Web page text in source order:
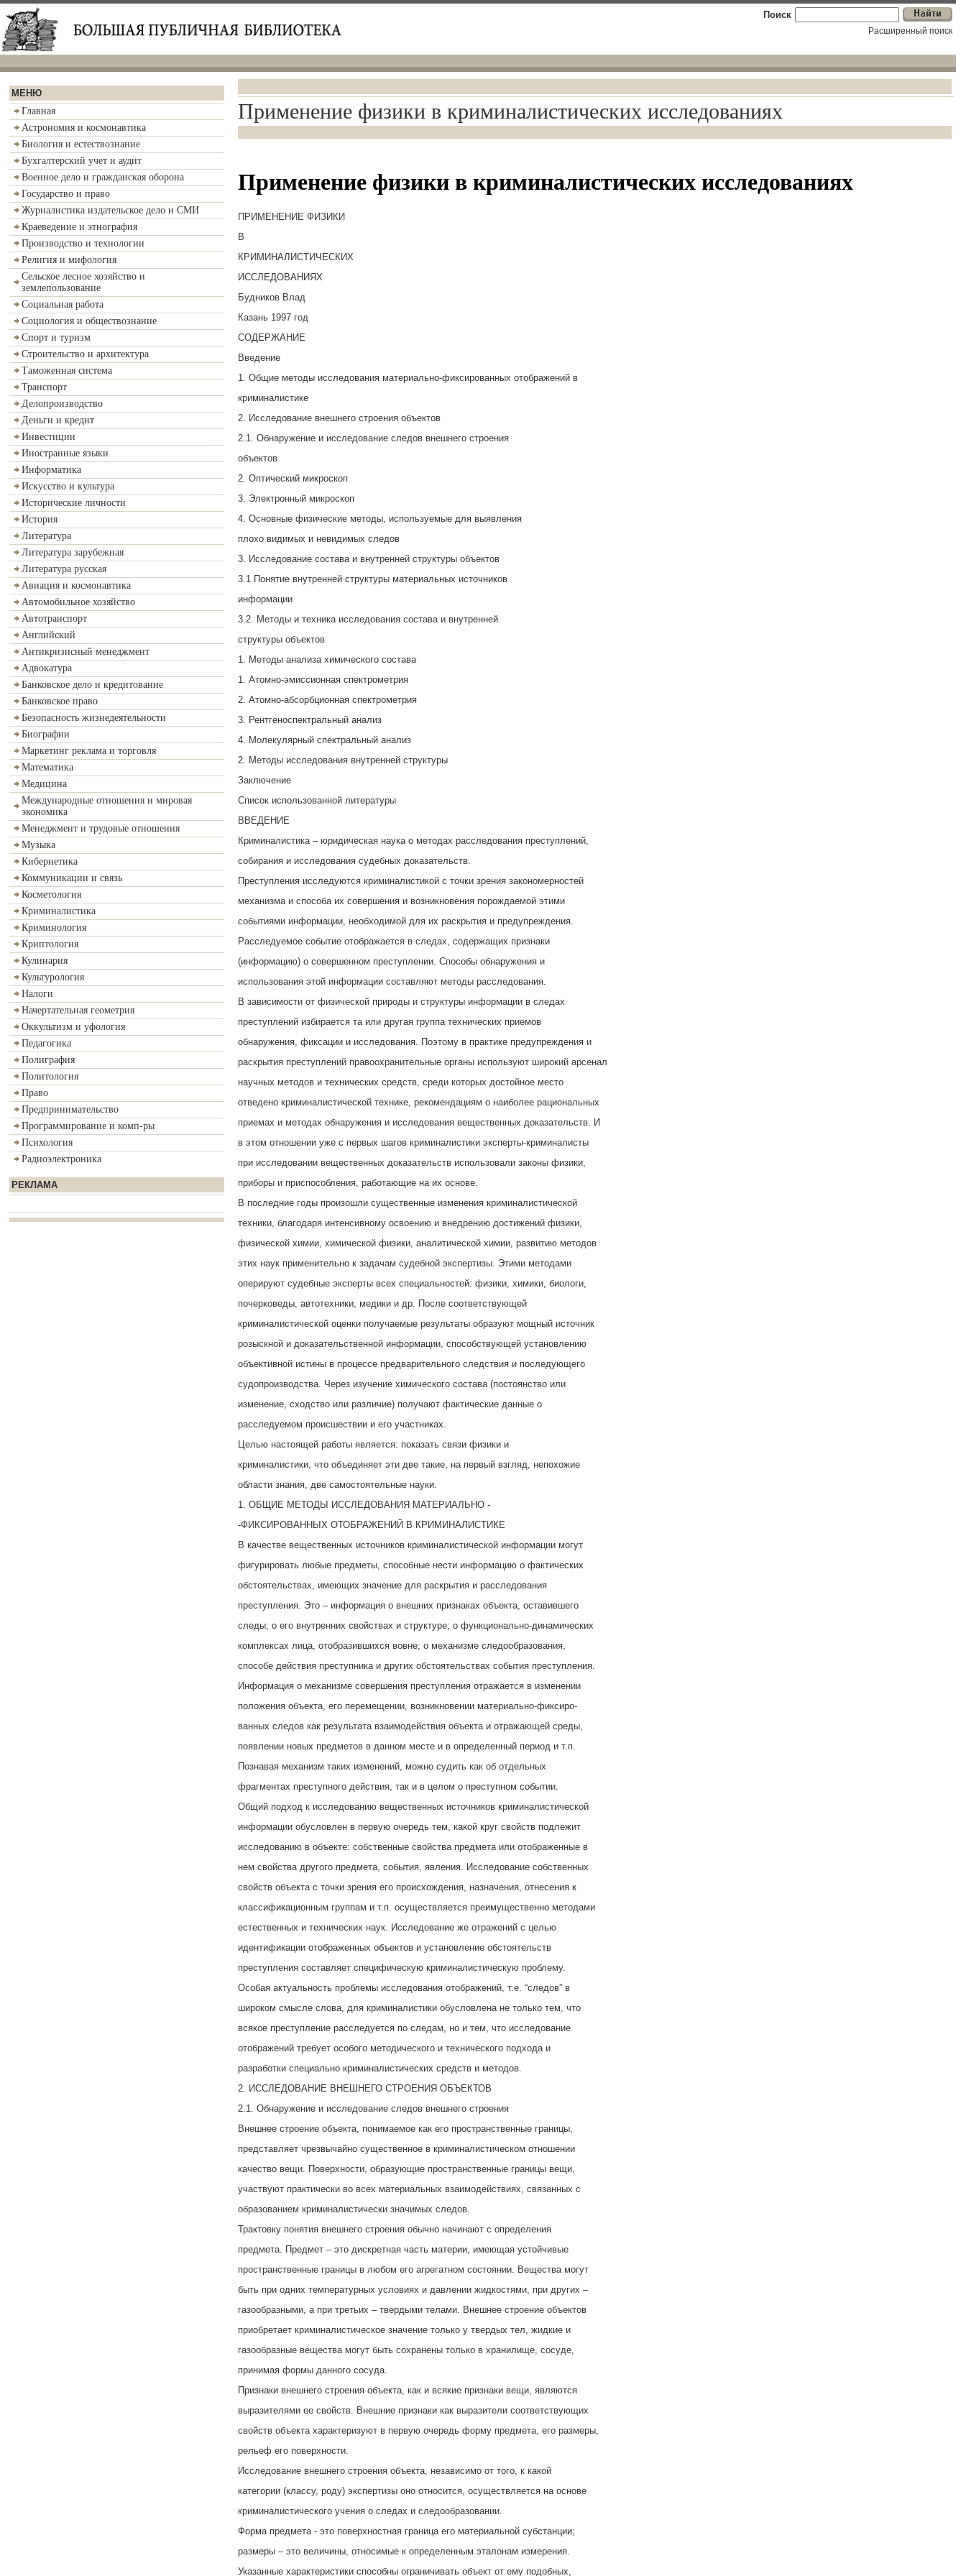
Поиск
Расширенный поиск
МЕНЮ
Главная
Астрономия и космонавтика
Биология и естествознание
Бухгалтерский учет и аудит
Военное дело и гражданская оборона
Государство и право
Журналистика издательское дело и СМИ
Краеведение и этнография
Производство и технологии
Религия и мифология
Сельское лесное хозяйство и
землепользование
Социальная работа
Социология и обществознание
Спорт и туризм
Строительство и архитектура
Таможенная система
Транспорт
Делопроизводство
Деньги и кредит
Инвестиции
Иностранные языки
Информатика
Искусство и культура
Исторические личности
История
Литература
Литература зарубежная
Литература русская
Авиация и космонавтика
Автомобильное хозяйство
Автотранспорт
Английский
Антикризисный менеджмент
Адвокатура
Банковское дело и кредитование
Банковское право
Безопасность жизнедеятельности
Биографии
Маркетинг реклама и торговля
Математика
Медицина
Международные отношения и мировая
экономика
Менеджмент и трудовые отношения
Музыка
Кибернетика
Коммуникации и связь
Косметология
Криминалистика
Криминология
Криптология
Кулинария
Культурология
Налоги
Начертательная геометрия
Оккультизм и уфология
Педагогика
Полиграфия
Политология
Право
Предпринимательство
Программирование и комп-ры
Психология
Радиоэлектроника
РЕКЛАМА
Применение физики в криминалистических исследованиях
Применение физики в криминалистических исследованиях
ПРИМЕНЕНИЕ ФИЗИКИ
В
КРИМИНАЛИСТИЧЕСКИХ
ИССЛЕДОВАНИЯХ
Будников Влад
Казань 1997 год
СОДЕРЖАНИЕ
Введение
1. Общие методы исследования материально-фиксированных отображений в
криминалистике
2. Исследование внешнего строения объектов
2.1. Обнаружение и исследование следов внешнего строения
объектов
2. Оптический микроскоп
3. Электронный микроскоп
4. Основные физические методы, используемые для выявления
плохо видимых и невидимых следов
3. Исследование состава и внутренней структуры объектов
3.1 Понятие внутренней структуры материальных источников
информации
3.2. Методы и техника исследования состава и внутренней
структуры объектов
1. Методы анализа химического состава
1. Атомно-эмиссионная спектрометрия
2. Атомно-абсорбционная спектрометрия
3. Рентгеноспектральный анализ
4. Молекулярный спектральный анализ
2. Методы исследования внутренней структуры
Заключение
Список использованной литературы
ВВЕДЕНИЕ
Криминалистика – юридическая наука о методах расследования преступлений,
собирания и исследования судебных доказательств.
Преступления исследуются криминалистикой с точки зрения закономерностей
механизма и способа их совершения и возникновения порождаемой этими
событиями информации, необходимой для их раскрытия и предупреждения.
Расследуемое событие отображается в следах, содержащих признаки
(информацию) о совершенном преступлении. Способы обнаружения и
использования этой информации составляют методы расследования.
В зависимости от физической природы и структуры информации в следах
преступлений избирается та или другая группа технических приемов
обнаружения, фиксации и исследования. Поэтому в практике предупреждения и
раскрытия преступлений правоохранительные органы используют широкий арсенал
научных методов и технических средств, среди которых достойное место
отведено криминалистической технике, рекомендациям о наиболее рациональных
приемах и методах обнаружения и исследования вещественных доказательств. И
в этом отношении уже с первых шагов криминалистики эксперты-криминалисты
при исследовании вещественных доказательств использовали законы физики,
приборы и приспособления, работающие на их основе.
В последние годы произошли существенные изменения криминалистической
техники, благодаря интенсивному освоению и внедрению достижений физики,
физической химии, химической физики, аналитической химии, развитию методов
этих наук применительно к задачам судебной экспертизы. Этими методами
оперируют судебные эксперты всех специальностей: физики, химики, биологи,
почерковеды, автотехники, медики и др. После соответствующей
криминалистической оценки получаемые результаты образуют мощный источник
розыскной и доказательственной информации, способствующей установлению
объективной истины в процессе предварительного следствия и последующего
судопроизводства. Через изучение химического состава (постоянство или
изменение, сходство или различие) получают фактические данные о
расследуемом происшествии и его участниках.
Целью настоящей работы является: показать связи физики и
криминалистики, что объединяет эти две такие, на первый взгляд, непохожие
области знания, две самостоятельные науки.
1. ОБЩИЕ МЕТОДЫ ИССЛЕДОВАНИЯ МАТЕРИАЛЬНО -
-ФИКСИРОВАННЫХ ОТОБРАЖЕНИЙ В КРИМИНАЛИСТИКЕ
В качестве вещественных источников криминалистической информации могут
фигурировать любые предметы, способные нести информацию о фактических
обстоятельствах, имеющих значение для раскрытия и расследования
преступления. Это – информация о внешних признаках объекта, оставившего
следы; о его внутренних свойствах и структуре; о функционально-динамических
комплексах лица, отобразившихся вовне; о механизме следообразования,
способе действия преступника и других обстоятельствах события преступления.
Информация о механизме совершения преступления отражается в изменении
положения объекта, его перемещении, возникновении материально-фиксиро-
ванных следов как результата взаимодействия объекта и отражающей среды,
появлении новых предметов в данном месте и в определенный период и т.п.
Познавая механизм таких изменений, можно судить как об отдельных
фрагментах преступного действия, так и в целом о преступном событии.
Общий подход к исследованию вещественных источников криминалистической
информации обусловлен в первую очередь тем, какой круг свойств подлежит
исследованию в объекте: собственные свойства предмета или отображенные в
нем свойства другого предмета, события, явления. Исследование собственных
свойств объекта с точки зрения его происхождения, назначения, отнесения к
классификационным группам и т.п. осуществляется преимущественно методами
естественных и технических наук. Исследование же отражений с целью
идентификации отображенных объектов и установление обстоятельств
преступления составляет специфическую криминалистическую проблему.
Особая актуальность проблемы исследования отображений, т.е. “следов” в
широком смысле слова, для криминалистики обусловлена не только тем, что
всякое преступление расследуется по следам, но и тем, что исследование
отображений требует особого методического и технического подхода и
разработки специально криминалистических средств и методов.
2. ИССЛЕДОВАНИЕ ВНЕШНЕГО СТРОЕНИЯ ОБЪЕКТОВ
2.1. Обнаружение и исследование следов внешнего строения
Внешнее строение объекта, понимаемое как его пространственные границы,
представляет чрезвычайно существенное в криминалистическом отношении
качество вещи. Поверхности, образующие пространственные границы вещи,
участвуют практически во всех материальных взаимодействиях, связанных с
образованием криминалистически значимых следов.
Трактовку понятия внешнего строения обычно начинают с определения
предмета. Предмет – это дискретная часть материи, имеющая устойчивые
пространственные границы в любом его агрегатном состоянии. Вещества могут
быть при одних температурных условиях и давлении жидкостями, при других –
газообразными, а при третьих – твердыми телами. Внешнее строение объектов
приобретает криминалистическое значение только у твердых тел, жидкие и
газообразные вещества могут быть сохранены только в хранилище, сосуде,
принимая формы данного сосуда.
Признаки внешнего строения объекта, как и всякие признаки вещи, являются
выразителями ее свойств. Внешние признаки как выразители соответствующих
свойств объекта характеризуют в первую очередь форму предмета, его размеры,
рельеф его поверхности.
Исследование внешнего строения объекта, независимо от того, к какой
категории (классу, роду) экспертизы оно относится, осуществляется на основе
криминалистического учения о следах и следообразовании.
Форма предмета - это поверхностная граница его материальной субстанции;
размеры – это величины, относимые к определенным эталонам измерения.
Указанные характеристики способны ограничивать объект от ему подобных,